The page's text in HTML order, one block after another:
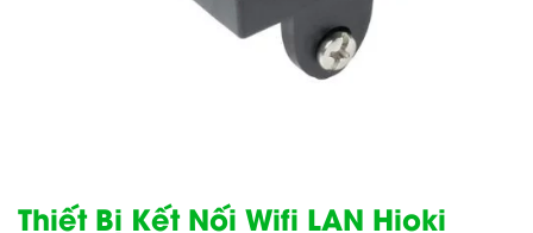
Thiết Bị Kết Nối Wifi LAN Hioki